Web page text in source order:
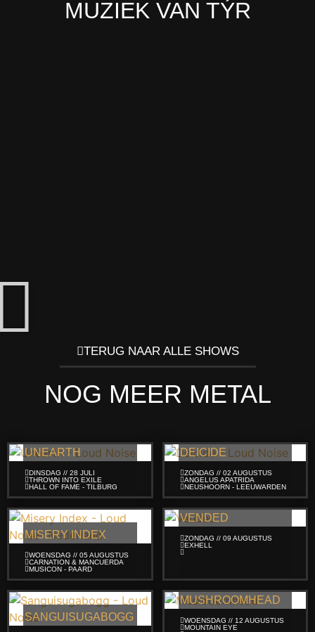
MUZIEK VAN TÝR
TERUG NAAR ALLE SHOWS
NOG MEER METAL
UNEARTH
DINSDAG // 28 JULI
THROWN INTO EXILE
HALL OF FAME - TILBURG
DEICIDE
ZONDAG // 02 AUGUSTUS
ANGELUS APATRIDA
NEUSHOORN - LEEUWARDEN
MISERY INDEX
WOENSDAG // 05 AUGUSTUS
CARNATION & MANCUERDA
MUSICON - PAARD
VENDED
ZONDAG // 09 AUGUSTUS
EXHELL
SANGUISUGABOGG
MUSHROOMHEAD
WOENSDAG // 12 AUGUSTUS
MOUNTAIN EYE